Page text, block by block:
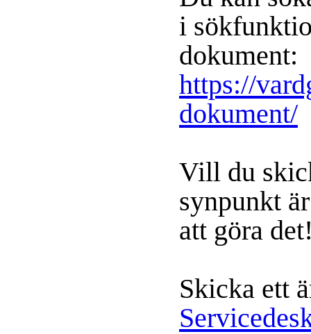
i
dokument:
https://
dokument/
Vill du
synpunkt
att göra
Skicka ett